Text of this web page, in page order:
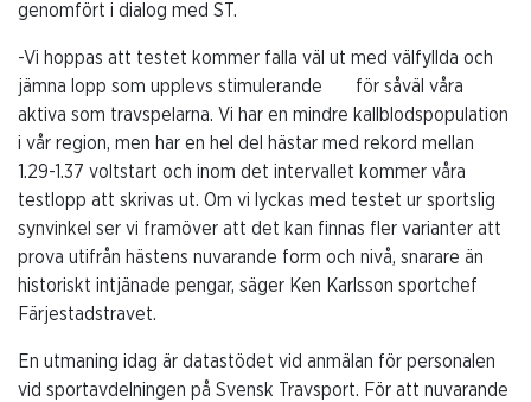
genomfört i dialog med ST.
-Vi hoppas att testet kommer falla väl ut med välfyllda och
jämna lopp som upplevs stimulerande för såväl våra
aktiva som travspelarna. Vi har en mindre kallblodspopulation
i vår region, men har en hel del hästar med rekord mellan
1.29-1.37 voltstart och inom det intervallet kommer våra
testlopp att skrivas ut. Om vi lyckas med testet ur sportslig
synvinkel ser vi framöver att det kan finnas fler varianter att
prova utifrån hästens nuvarande form och nivå, snarare än
historiskt intjänade pengar, säger Ken Karlsson sportchef
Färjestadstravet.
En utmaning idag är datastödet vid anmälan för personalen
vid sportavdelningen på Svensk Travsport. För att nuvarande